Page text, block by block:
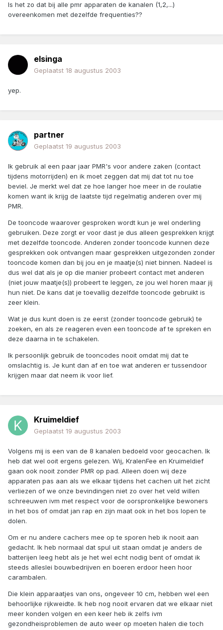
Is het zo dat bij alle pmr apparaten de kanalen (1,2,...)
overeenkomen met dezelfde frequenties??
elsinga
Geplaatst 18 augustus 2003
yep.
partner
Geplaatst 19 augustus 2003
Ik gebruik al een paar jaar PMR's voor andere zaken (contact
tijdens motorrijden) en ik moet zeggen dat mij dat tot nu toe
beviel. Je merkt wel dat ze hoe langer hoe meer in de roulatie
komen want ik krijg de laatste tijd regelmatig anderen over mij
PMR.
De tooncode waarover gesproken wordt kun je wel onderling
gebruiken. Deze zorgt er voor dast je dus alleen gesprekken krijgt
met dezelfde tooncode. Anderen zonder tooncode kunnen deze
gesprekken ook ontvangen maar gesprekken uitgezonden zonder
tooncode komen dan bij jou en je maatje(s) niet binnen. Nadeel is
dus wel dat als je op die manier probeert contact met anderen
(niet jouw maatje(s)) probeert te leggen, ze jou wel horen maar jij
hun niet. De kans dat je toevallig dezelfde tooncode gebruikt is
zeer klein.
Wat je dus kunt doen is ze eerst (zonder tooncode gebruik) te
zoeken, en als ze reageren even een tooncode af te spreken en
deze daarna in te schakelen.
Ik persoonlijk gebruik de tooncodes nooit omdat mij dat te
omslachtig is. Je kunt dan af en toe wat anderen er tussendoor
krijgen maar dat neem ik voor lief.
Kruimeldief
Geplaatst 19 augustus 2003
Volgens mij is een van de 8 kanalen bedoeld voor geocachen. Ik
heb dat wel ooit ergens gelezen. Wij, KralenFee en Kruimeldief
gaan ook nooit zonder PMR op pad. Alleen doen wij deze
apparaten pas aan als we elkaar tijdens het cachen uit het zicht
verliezen of we onze bevindingen niet zo over het veld willen
schreeuwen ivm met respect voor de oorspronkelijke bewoners
in het bos of omdat jan rap en zijn maat ook in het bos lopen te
dolen.
Om er nu andere cachers mee op te sporen heb ik nooit aan
gedacht. Ik heb normaal dat spul uit staan omdat je anders de
batterijen leeg hebt als je het wel echt nodig bent of omdat ik
steeds alleslei bouwbedrijven en boeren erdoor heen hoor
carambalen.
Die klein apparaatjes van ons, ongeveer 10 cm, hebben wel een
behoorlijke rijkweidte. Ik heb nog nooit ervaren dat we elkaar niet
meer konden volgen en een keer heb ik zelfs ivm
gezondheisproblemen de auto weer op moeten halen die toch